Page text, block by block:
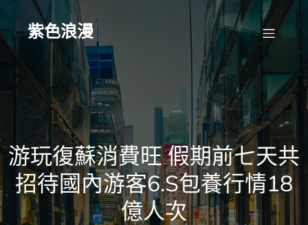
Skip
content紫色浪漫
游玩復蘇消費旺 假期前七天共
招待國內游客6.S包養行情18
億人次